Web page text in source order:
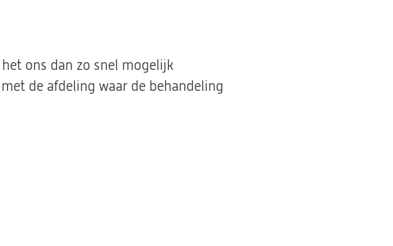
ons dan zo snel mogelijk
de afdeling waar de behandeling